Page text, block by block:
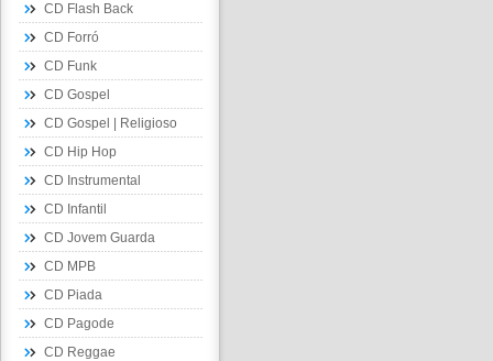
CD Flash Back
CD Forró
CD Funk
CD Gospel
CD Gospel | Religioso
CD Hip Hop
CD Instrumental
CD Infantil
CD Jovem Guarda
CD MPB
CD Piada
CD Pagode
CD Reggae